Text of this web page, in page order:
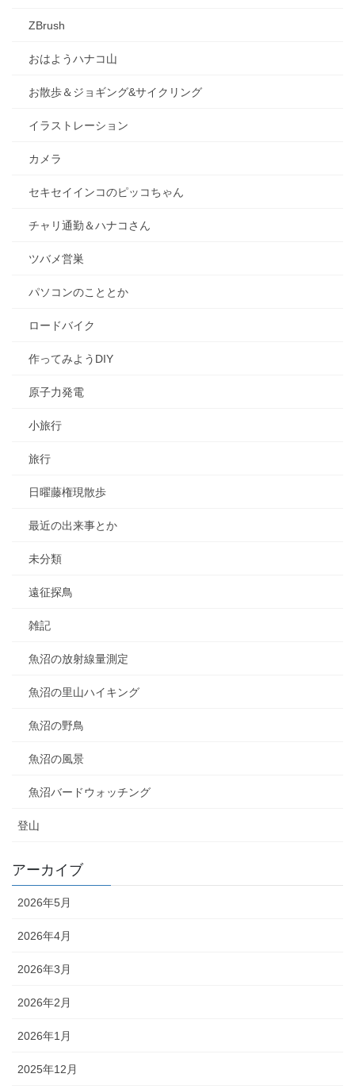
ZBrush
おはようハナコ山
お散歩＆ジョギング&サイクリング
イラストレーション
カメラ
セキセイインコのピッコちゃん
チャリ通勤＆ハナコさん
ツバメ営巣
パソコンのこととか
ロードバイク
作ってみようDIY
原子力発電
小旅行
旅行
日曜藤権現散歩
最近の出来事とか
未分類
遠征探鳥
雑記
魚沼の放射線量測定
魚沼の里山ハイキング
魚沼の野鳥
魚沼の風景
魚沼バードウォッチング
登山
アーカイブ
2026年5月
2026年4月
2026年3月
2026年2月
2026年1月
2025年12月